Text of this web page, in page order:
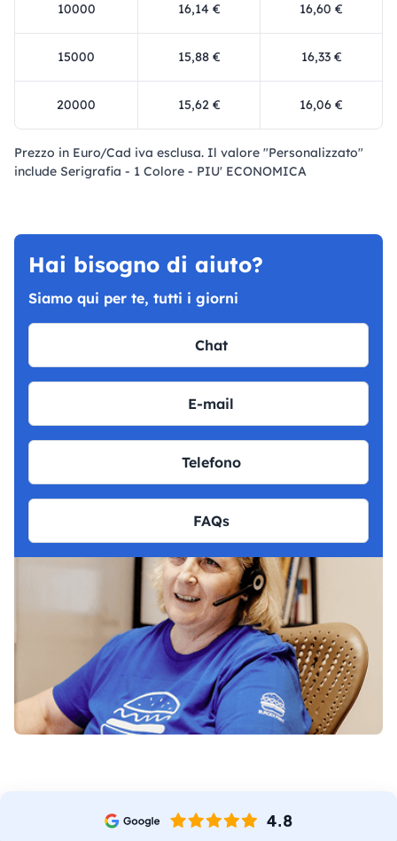
10000 16,14 € 16,60 €
15000 15,88 € 16,33 €
20000 15,62 € 16,06 €
Prezzo in Euro/Cad iva esclusa. Il valore "Personalizzato"
include Serigrafia - 1 Colore - PIU' ECONOMICA
Hai bisogno di aiuto?
Siamo qui per te, tutti i giorni
Chat
E-mail
Telefono
FAQs